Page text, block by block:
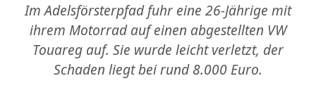
Im Adelsförsterpfad fuhr eine 26-Jährige mit
ihrem Motorrad auf einen abgestellten VW
Touareg auf. Sie wurde leicht verletzt, der
Schaden liegt bei rund 8.000 Euro.